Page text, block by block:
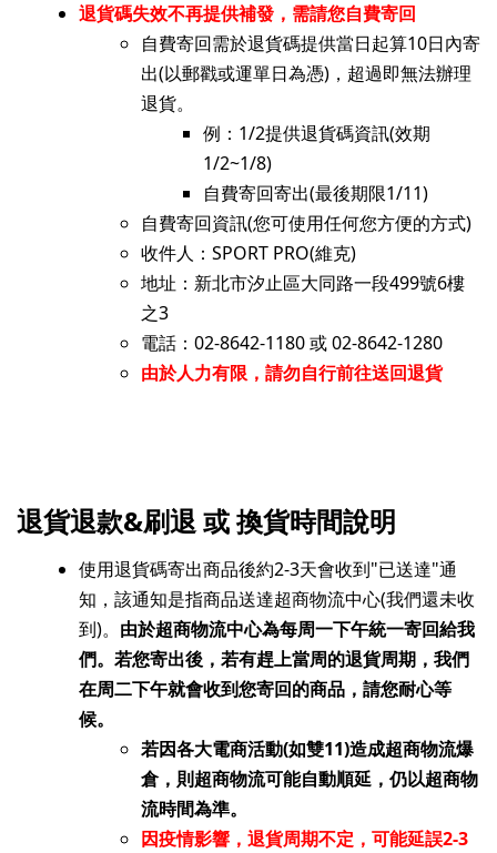
退貨碼失效不再提供補發，需請您自費寄回
自費寄回需於退貨碼提供當日起算10日內寄
出(以郵戳或運單日為憑)，超過即無法辦理
退貨。
例：1/2提供退貨碼資訊(效期
1/2~1/8)
自費寄回寄出(最後期限1/11)
自費寄回資訊(您可使用任何您方便的方式)
收件人：SPORT PRO(維克)
地址：新北市汐止區大同路一段499號6樓
之3
電話：02-8642-1180 或 02-8642-1280
由於人力有限，請勿自行前往送回退貨
退貨退款&刷退 或 換貨時間說明
使用退貨碼寄出商品後約2-3天會收到"已送達"通
知，該通知是指商品送達超商物流中心(我們還未收
到)。 由於超商物流中心為每周一下午統一寄回給我
們。若您寄出後，若有趕上當周的退貨周期，我們
在周二下午就會收到您寄回的商品，請您耐心等
候。
​若因各大電商活動(如雙11)造成超商物流爆
倉，則超商物流可能自動順延，仍以超商物
流時間為準。
因疫情影響，退貨周期不定，可能延誤2-3